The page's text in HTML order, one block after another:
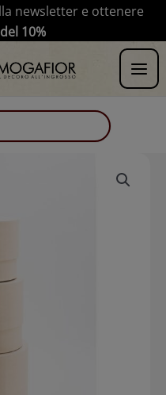
newsletter e ottenere
10%
check